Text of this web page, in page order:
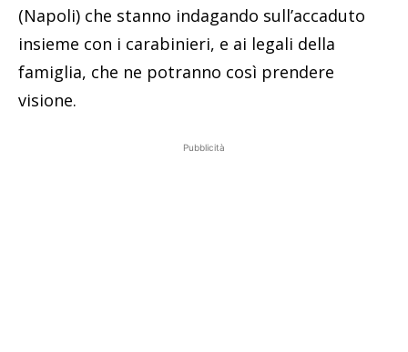
(Napoli) che stanno indagando sull’accaduto
insieme con i carabinieri, e ai legali della
famiglia, che ne potranno così prendere
visione.
Pubblicità